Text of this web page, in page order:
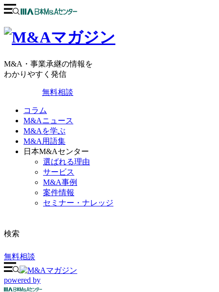
M&A・事業承継の情報を
わかりやすく発信
無料相談
コラム
M&Aニュース
M&Aを学ぶ
M&A用語集
日本M&Aセンター
選ばれる理由
サービス
M&A事例
案件情報
セミナー・ナレッジ
検索
無料相談
powered by